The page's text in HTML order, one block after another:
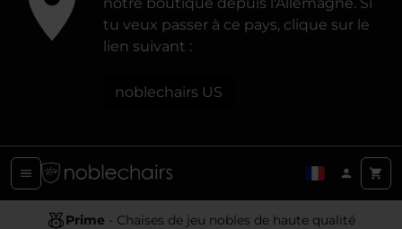
tu veux passer à ce pays, clique sur le
lien suivant :
noblechairs US
Prime - Chaises de jeu nobles de haute qualité